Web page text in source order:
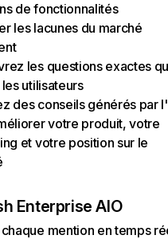
de fonctionnalités
les lacunes du marché
les questions exactes
utilisateurs
des conseils générés par
votre produit, votre
et votre position sur le
Enterprise AIO
mention en temps